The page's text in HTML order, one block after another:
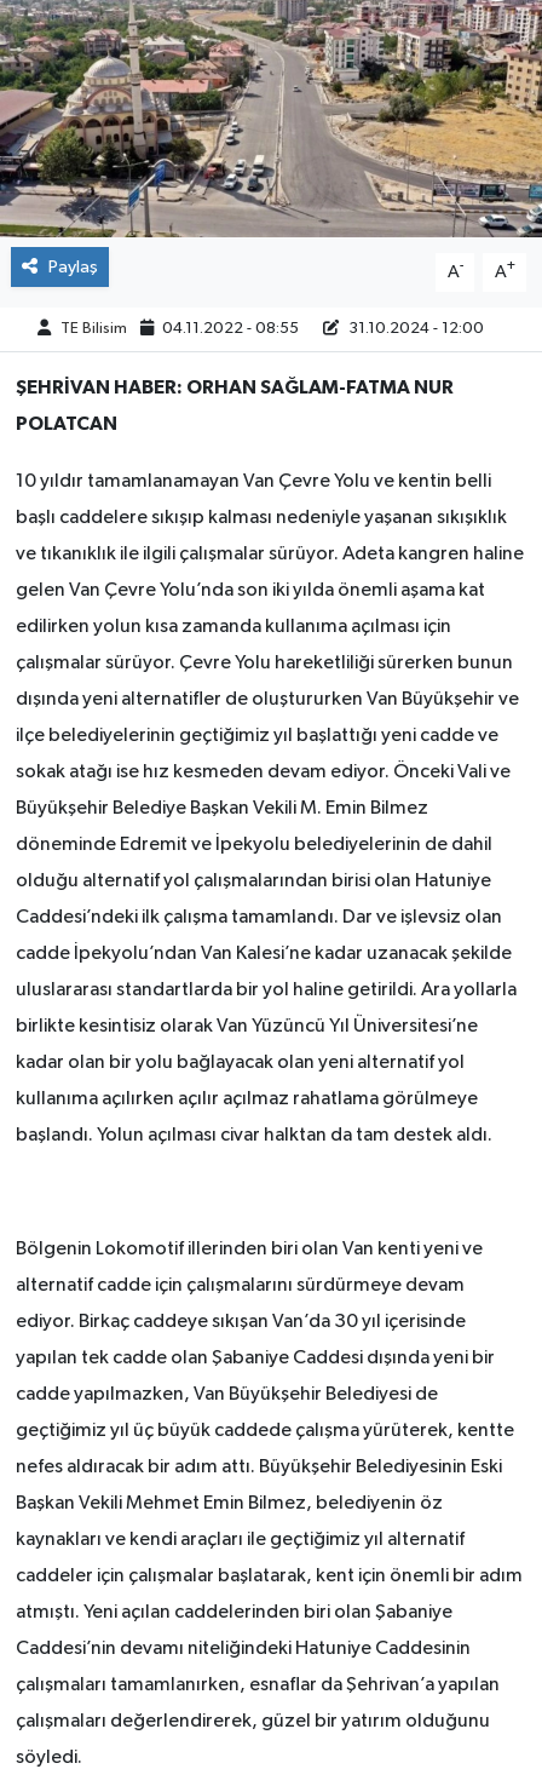
Paylaş A- A+
TE Bilisim 04.11.2022 - 08:55 31.10.2024 - 12:00
ŞEHRİVAN HABER: ORHAN SAĞLAM-FATMA NUR
POLATCAN
10 yıldır tamamlanamayan Van Çevre Yolu ve kentin belli
başlı caddelere sıkışıp kalması nedeniyle yaşanan sıkışıklık
ve tıkanıklık ile ilgili çalışmalar sürüyor. Adeta kangren haline
gelen Van Çevre Yolu’nda son iki yılda önemli aşama kat
edilirken yolun kısa zamanda kullanıma açılması için
çalışmalar sürüyor. Çevre Yolu hareketliliği sürerken bunun
dışında yeni alternatifler de oluştururken Van Büyükşehir ve
ilçe belediyelerinin geçtiğimiz yıl başlattığı yeni cadde ve
sokak atağı ise hız kesmeden devam ediyor. Önceki Vali ve
Büyükşehir Belediye Başkan Vekili M. Emin Bilmez
döneminde Edremit ve İpekyolu belediyelerinin de dahil
olduğu alternatif yol çalışmalarından birisi olan Hatuniye
Caddesi’ndeki ilk çalışma tamamlandı. Dar ve işlevsiz olan
cadde İpekyolu’ndan Van Kalesi’ne kadar uzanacak şekilde
uluslararası standartlarda bir yol haline getirildi. Ara yollarla
birlikte kesintisiz olarak Van Yüzüncü Yıl Üniversitesi’ne
kadar olan bir yolu bağlayacak olan yeni alternatif yol
kullanıma açılırken açılır açılmaz rahatlama görülmeye
başlandı. Yolun açılması civar halktan da tam destek aldı.
Bölgenin Lokomotif illerinden biri olan Van kenti yeni ve
alternatif cadde için çalışmalarını sürdürmeye devam
ediyor. Birkaç caddeye sıkışan Van’da 30 yıl içerisinde
yapılan tek cadde olan Şabaniye Caddesi dışında yeni bir
cadde yapılmazken, Van Büyükşehir Belediyesi de
geçtiğimiz yıl üç büyük caddede çalışma yürüterek, kentte
nefes aldıracak bir adım attı. Büyükşehir Belediyesinin Eski
Başkan Vekili Mehmet Emin Bilmez, belediyenin öz
kaynakları ve kendi araçları ile geçtiğimiz yıl alternatif
caddeler için çalışmalar başlatarak, kent için önemli bir adım
atmıştı. Yeni açılan caddelerinden biri olan Şabaniye
Caddesi’nin devamı niteliğindeki Hatuniye Caddesinin
çalışmaları tamamlanırken, esnaflar da Şehrivan’a yapılan
çalışmaları değerlendirerek, güzel bir yatırım olduğunu
söyledi.